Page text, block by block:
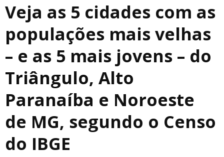
Veja as 5 cidades com as
populações mais velhas
– e as 5 mais jovens – do
Triângulo, Alto
Paranaíba e Noroeste
de MG, segundo o Censo
do IBGE